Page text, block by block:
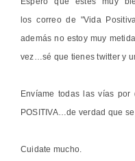
los correo de "Vida
además no estoy muy
vez…sé que tienes twitter y
Envíame todas las vías por
POSITIVA…de verdad que
Cuidate mucho.